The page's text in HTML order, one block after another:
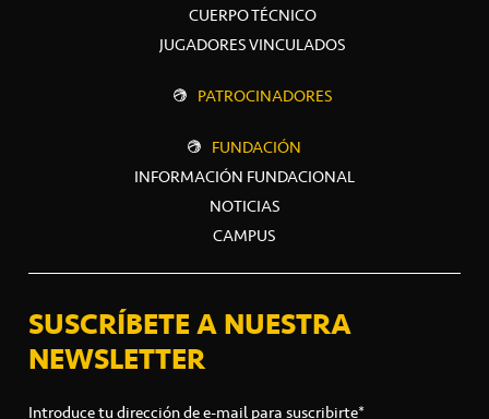
CUERPO TÉCNICO
JUGADORES VINCULADOS
PATROCINADORES
FUNDACIÓN
INFORMACIÓN FUNDACIONAL
NOTICIAS
CAMPUS
SUSCRÍBETE A NUESTRA
NEWSLETTER
Introduce tu dirección de e-mail para suscribirte*